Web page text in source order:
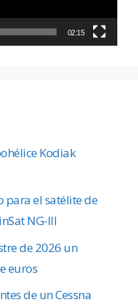
02:15
Kodiak
para el satélite de
NG-III
de 2026 un
euros
de un Cessna